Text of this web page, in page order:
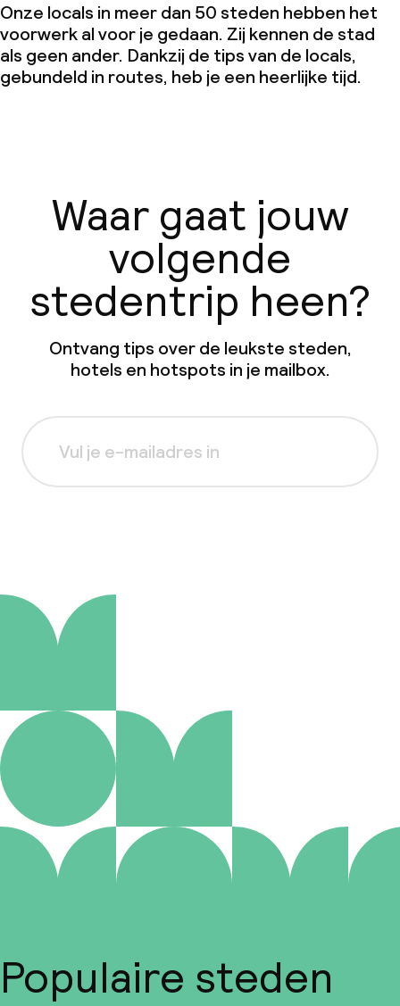
Onze locals in meer dan 50 steden hebben het
voorwerk al voor je gedaan. Zij kennen de stad
als geen ander. Dankzij de tips van de locals,
gebundeld in routes, heb je een heerlijke tijd.
Waar gaat jouw
volgende
stedentrip heen?
Ontvang tips over de leukste steden,
hotels en hotspots in je mailbox.
Populaire steden